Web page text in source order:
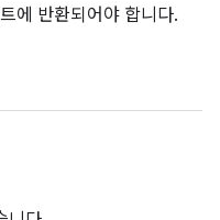
에 반환되어야 합니다.